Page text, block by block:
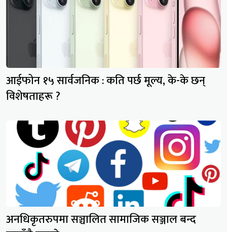
आईफोन १५ सार्वजनिक : कति पर्छ मूल्य, के-के छन्
विशेषताहरू ?
अनधिकृतरुपमा सञ्चालित सामाजिक सञ्जाल बन्द